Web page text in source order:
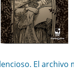
El archivo